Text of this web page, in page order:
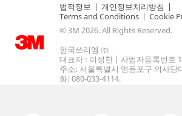
법적정보 | 개인정보처리방침 |
Terms and Conditions | Cookie
© 3M 2026. All Rights Reserved.
한국쓰리엠 ㈜
대표자 : 이정한 | 사업자등록번호
주소: 서울특별시 영등포구 의사당
화: 080-033-4114.